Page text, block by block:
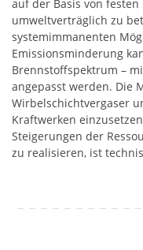
auf der Basis von
umweltverträglich zu
systemimmanenten
Emissionsminderung
Brennstoffspektrum –
angepasst werden. Die
Wirbelschichtvergaser
Kraftwerken
Steigerungen der
zu realisieren, ist